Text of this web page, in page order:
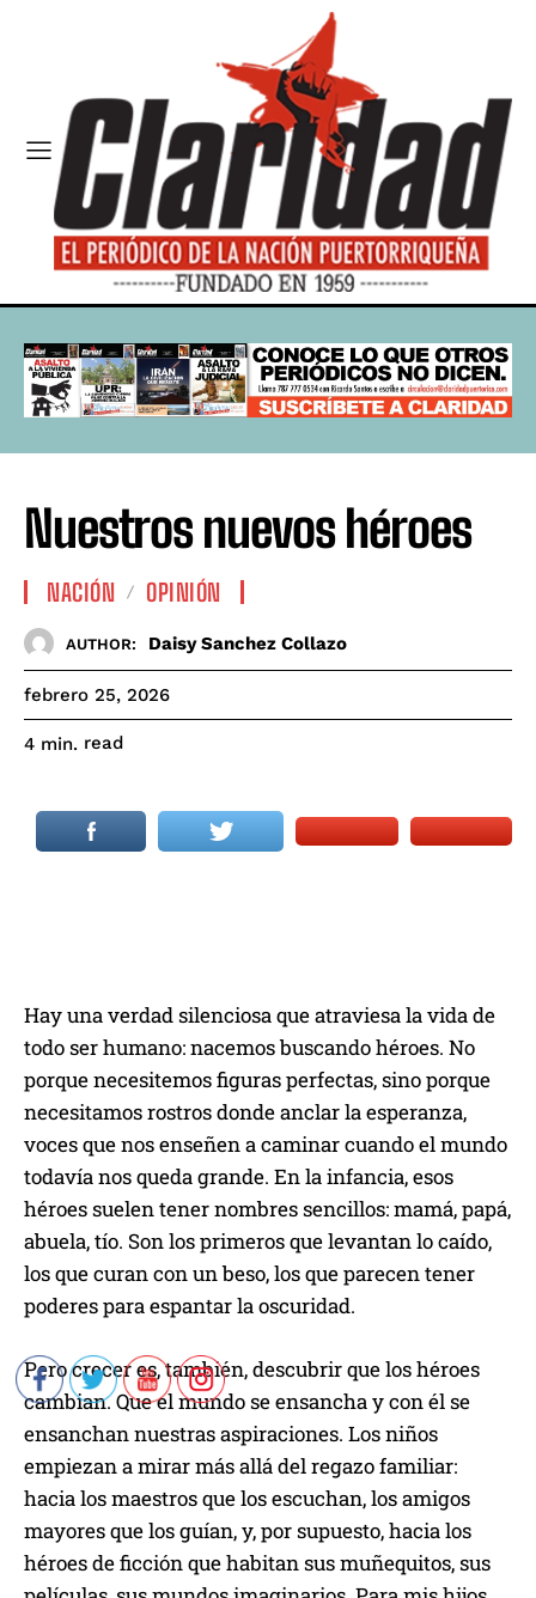
Nuestros nuevos héroes
NACIÓN OPINIÓN
AUTHOR: Daisy Sanchez Collazo
febrero 25, 2026
4 min. read
Hay una verdad silenciosa que atraviesa la vida de
todo ser humano: nacemos buscando héroes. No
porque necesitemos figuras perfectas, sino porque
necesitamos rostros donde anclar la esperanza,
voces que nos enseñen a caminar cuando el mundo
todavía nos queda grande. En la infancia, esos
héroes suelen tener nombres sencillos: mamá, papá,
abuela, tío. Son los primeros que levantan lo caído,
los que curan con un beso, los que parecen tener
poderes para espantar la oscuridad.
Pero crecer es, también, descubrir que los héroes
cambian. Que el mundo se ensancha y con él se
ensanchan nuestras aspiraciones. Los niños
empiezan a mirar más allá del regazo familiar:
hacia los maestros que los escuchan, los amigos
mayores que los guían, y, por supuesto, hacia los
héroes de ficción que habitan sus muñequitos, sus